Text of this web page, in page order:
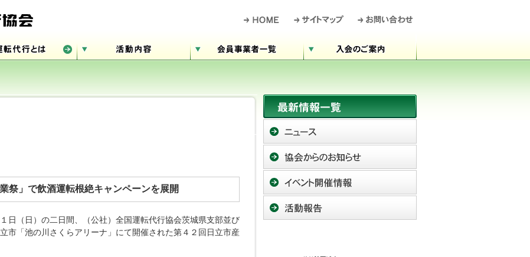
祭」で飲酒運転根絶キャンペーンを展開
日（日）の二日間、（公社）全国運転代行協会茨城県支部並び
市「池の川さくらアリーナ」にて開催された第４２回日立市産